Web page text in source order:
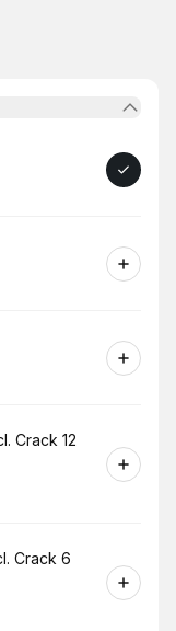
Crack 12
Crack 6